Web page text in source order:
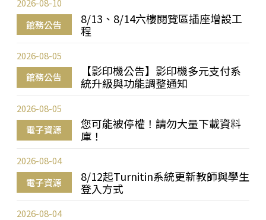
館務公告
8/13、8/14六樓閱覽區插座增設工
程
2026-08-10
館務公告
【影印機公告】影印機多元支付系
統升級與功能調整通知
2026-08-05
電子資源
您可能被停權！請勿大量下載資料
庫！
2026-08-05
電子資源
8/12起Turnitin系統更新教師與學生
登入方式
2026-08-04
2026-08-04